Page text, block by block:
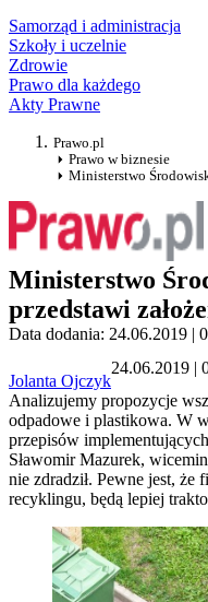
Samorząd i administracja
Szkoły i uczelnie
Zdrowie
Prawo dla każdego
Akty Prawne
Prawo.pl
Prawo w biznesie
Ministerstwo
Ministerstwo
przedstawi
Data dodania: 24.06.2019 |
Jolanta Ojczyk
24.06.2019 |
Analizujemy propozycje
odpadowe i plastikowa. W
przepisów
Sławomir Mazurek,
nie zdradził. Pewne jest,
recyklingu, będą lepiej